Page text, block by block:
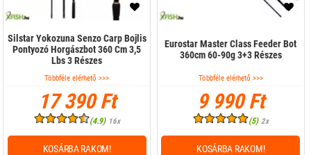
Silstar Yokozuna Senzo Carp Bojlis
Pontyozó Horgászbot 360 Cm 3,5
Lbs 3 Részes
Többféle elérhető >>>
17 390 Ft
(4.9) 16x
KOSÁRBA RAKOM!
Eurostar Master Class Feeder Bot
360cm 60-90g 3+3 Részes
Többféle elérhető >>>
9 990 Ft
(5) 2x
KOSÁRBA RAKOM!